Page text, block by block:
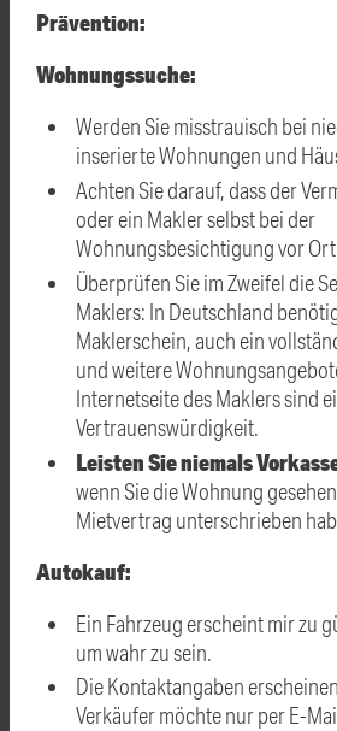
Prävention:
Wohnungssuche:
Werden Sie misstrauisch bei
inserierte Wohnungen und
Achten Sie darauf, dass der
oder ein Makler selbst bei der
Wohnungsbesichtigung vor
Überprüfen Sie im Zweifel die
Maklers: In Deutschland
Maklerschein, auch ein
und weitere
Internetseite des Maklers sind
Vertrauenswürdigkeit.
Leisten Sie niemals
wenn Sie die Wohnung
Mietvertrag unterschrieben
Autokauf:
Ein Fahrzeug erscheint mir zu
um wahr zu sein.
Die Kontaktangaben
Verkäufer möchte nur per E-